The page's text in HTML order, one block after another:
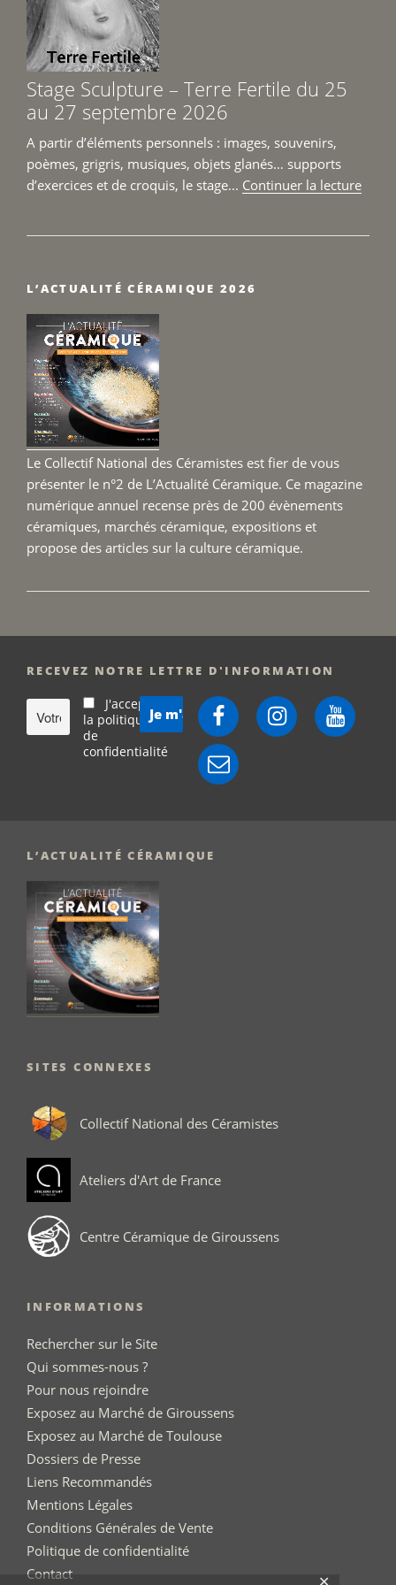
septembre
Stage Sculpture – Terre Fertile du 25
au 27 septembre 2026
A partir d’éléments personnels : images, souvenirs,
poèmes, grigris, musiques, objets glanés… supports
d’exercices et de croquis, le stage... Continuer la lecturede
L’ACTUALITÉ CÉRAMIQUE 2026
Le Collectif National des Céramistes est fier de vous
présenter le n°2 de L’Actualité Céramique. Ce magazine
numérique annuel recense près de 200 évènements
céramiques, marchés céramique, expositions et
propose des articles sur la culture céramique.
RECEVEZ NOTRE LETTRE D'INFORMATION
J'accepte
la politique
de
confidentialité
FacebookInstagramYouTube
E-
mail
L’ACTUALITÉ CÉRAMIQUE
SITES CONNEXES
Collectif National des Céramistes
Ateliers d'Art de France
Centre Céramique de Giroussens
INFORMATIONS
Rechercher sur le Site
Qui sommes-nous ?
Pour nous rejoindre
Exposez au Marché de Giroussens
Exposez au Marché de Toulouse
Dossiers de Presse
Liens Recommandés
Mentions Légales
Conditions Générales de Vente
Politique de confidentialité
Contact